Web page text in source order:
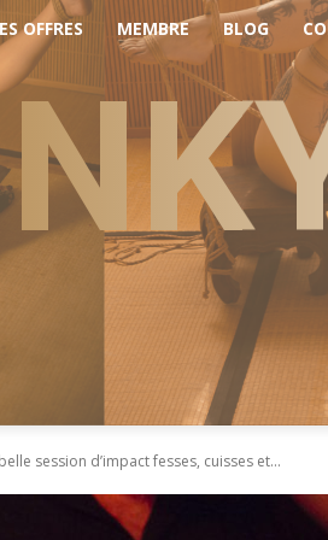
OFFRES MEMBRE BLOG
session d’impact fesses, cuisses et...